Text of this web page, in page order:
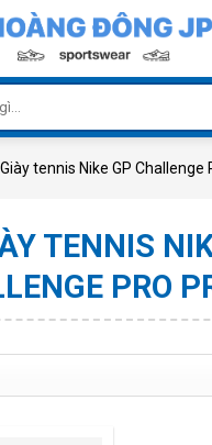
Giày tennis Nike GP Challenge
TENNIS
PRO